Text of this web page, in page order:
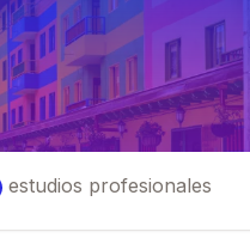
estudios profesionales